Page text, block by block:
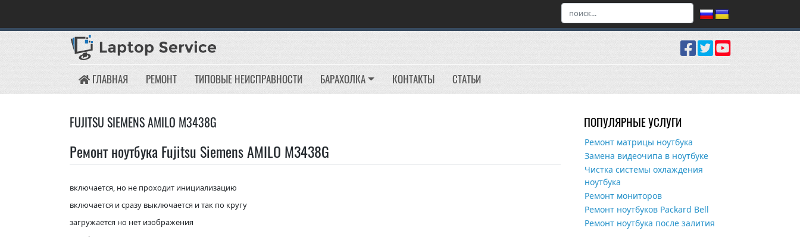
content
ГЛАВНАЯ РЕМОНТ ТИПОВЫЕ НЕИСПРАВНОСТИ БАРАХОЛКА КОНТАКТЫ СТАТЬИ
FUJITSU SIEMENS AMILO M3438G
Ремонт ноутбука Fujitsu Siemens AMILO M3438G
включается, но не проходит инициализацию
включается и сразу выключается и так по кругу
загружается но нет изображения
ПОПУЛЯРНЫЕ УСЛУГИ
Ремонт матрицы ноутбука
Замена видеочипа в ноутбуке
Чистка системы охлаждения
ноутбука
Ремонт мониторов
Ремонт ноутбуков Packard Bell
Ремонт ноутбука после залития